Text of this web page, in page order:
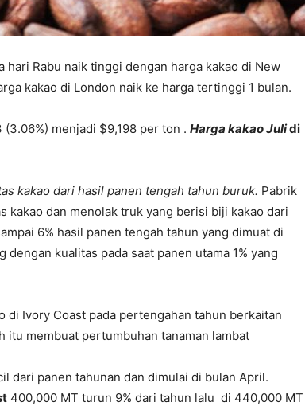
hari Rabu naik tinggi dengan harga kakao di New
kakao di London naik ke harga tertinggi 1 bulan.
menjadi $9,198 per ton . Harga kakao Julidi
kakao dari hasil panen tengah tahun buruk. Pabrik
kakao dan menolak truk yang berisi biji kakao dari
6% hasil panen tengah tahun yang dimuat di
kualitas pada saat panen utama 1% yang
di Ivory Coast pada pertengahan tahun berkaitan
itu membuat pertumbuhan tanaman lambat
dari panen tahunan dan dimulai di bulan April.
400,000 MT turun 9% dari tahun lalu di 440,000 MT